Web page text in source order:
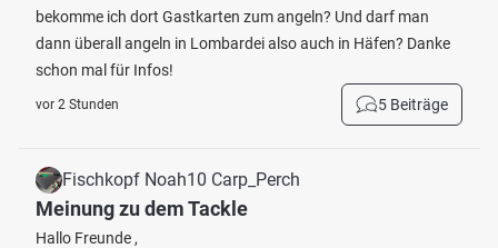
bekomme ich dort Gastkarten zum angeln? Und darf man
dann überall angeln in Lombardei also auch in Häfen? Danke
schon mal für Infos!
vor 2 Stunden 5 Beiträge
Fischkopf Noah10 Carp_Perch
Meinung zu dem Tackle
Hallo Freunde ,